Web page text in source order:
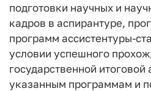
подготовки научных и
кадров в аспирантуре,
программ ассистентуры-
условии успешного
государственной итоговой
указанным программам и